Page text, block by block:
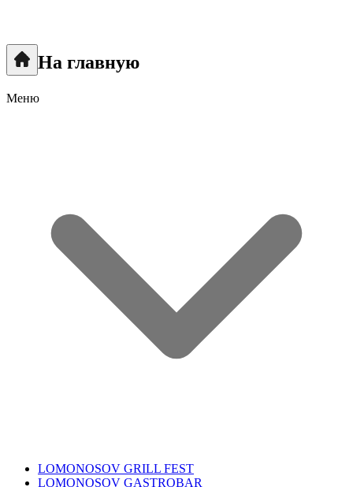
На главную
Меню
LOMONOSOV GRILL FEST
LOMONOSOV GASTROBAR